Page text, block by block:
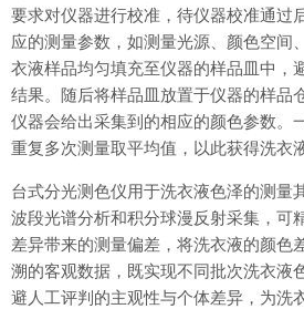
要求对仪器进行校准，待仪器校准通过
应的测量参数，如测量光源、颜色空间
衣液样品均匀填充至仪器的样品皿中，
结果。随后将样品皿放置于仪器的样品
仪器会给出采集到的相应的颜色参数。
重复多次测量取平均值，以此获得洗衣
台式分光测色仪用于洗衣液色泽的测量
波段光谱分析和积分球漫反射采集，可
差异带来的测量偏差，将洗衣液的颜色
溯的客观数据，既实现不同批次洗衣液
避人工评判的主观性与个体差异，为洗